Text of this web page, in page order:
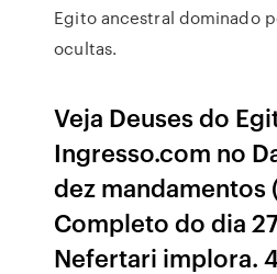
Egito ancestral dominado
ocultas.
Veja Deuses do
Ingresso.com no
dez mandamentos
Completo do dia
Nefertari implora.